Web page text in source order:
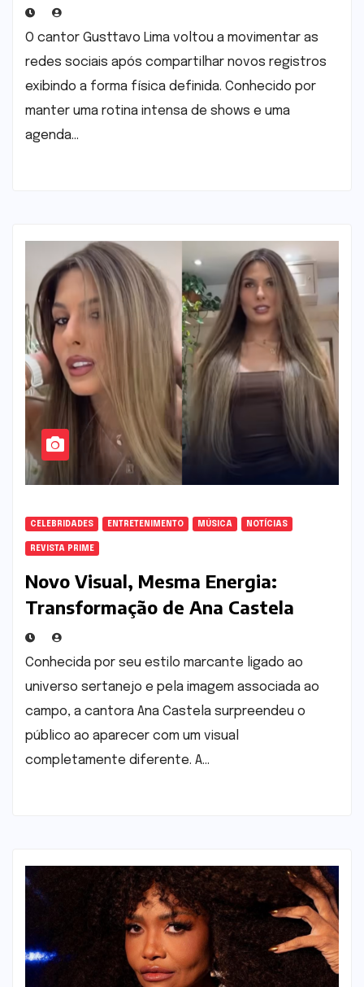
Reação de Andressa Suita
O cantor Gusttavo Lima voltou a movimentar as
redes sociais após compartilhar novos registros
exibindo a forma física definida. Conhecido por
manter uma rotina intensa de shows e uma
agenda…
CELEBRIDADES ENTRETENIMENTO MÚSICA NOTÍCIAS
REVISTA PRIME
Novo Visual, Mesma Energia:
Transformação de Ana Castela
Agita Fãs e Redes Sociais
Conhecida por seu estilo marcante ligado ao
universo sertanejo e pela imagem associada ao
campo, a cantora Ana Castela surpreendeu o
público ao aparecer com um visual
completamente diferente. A…